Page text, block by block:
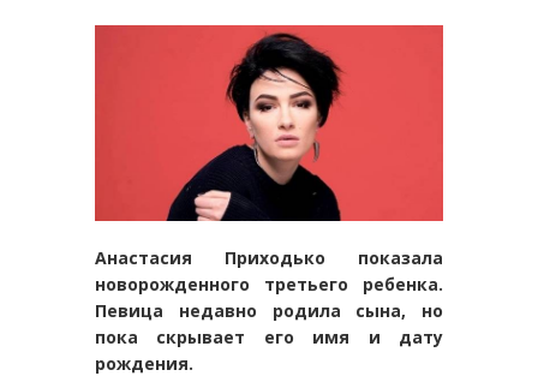
Анастасия Приходько показала
новорожденного третьего ребенка.
Певица недавно родила сына, но
пока скрывает его имя и дату
рождения.